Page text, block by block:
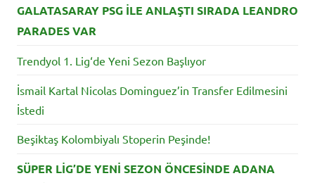
GALATASARAY PSG İLE ANLAŞTI SIRADA LEANDRO
PARADES VAR
Trendyol 1. Lig‘de Yeni Sezon Başlıyor
İsmail Kartal Nicolas Dominguez’in Transfer Edilmesini
İstedi
Beşiktaş Kolombiyalı Stoperin Peşinde!
SÜPER LİG’DE YENİ SEZON ÖNCESİNDE ADANA